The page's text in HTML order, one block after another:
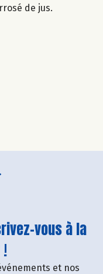
de jus.
vous à la
et nos